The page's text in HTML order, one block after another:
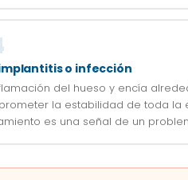
o infección
del hueso y encía
la estabilidad de toda la
es una señal de un